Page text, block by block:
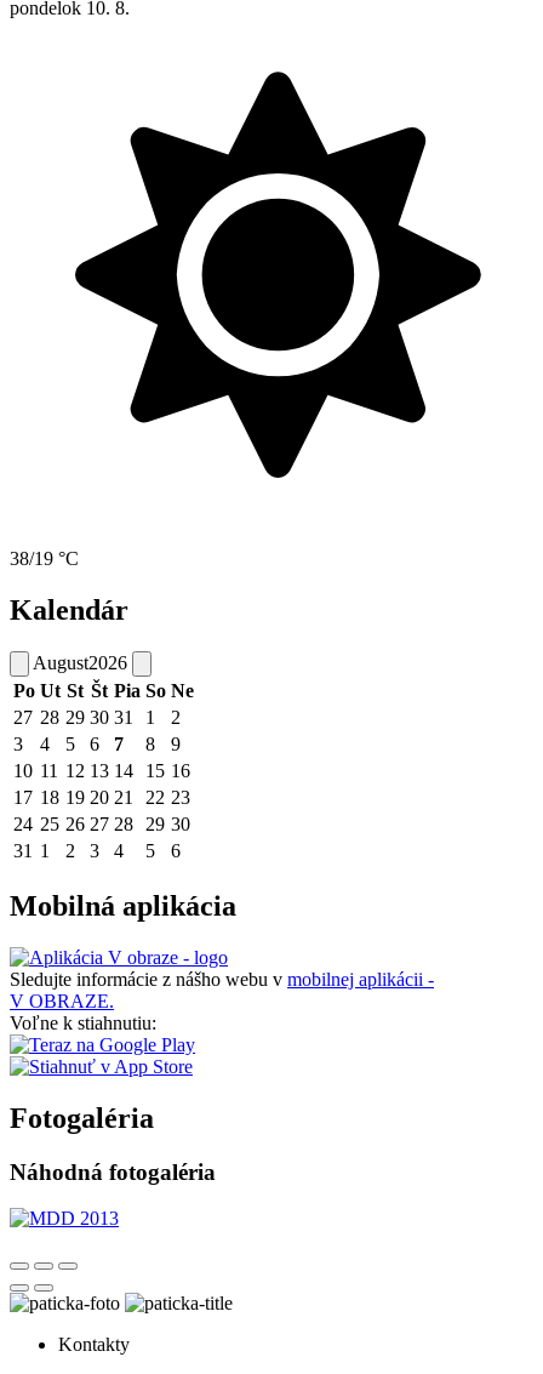
pondelok 10. 8.
38/19 °C
Kalendár
August2026
Po Ut St Št Pia So Ne
27 28 29 30 31 1
2
3
4 5 6 7 8
9
10 11 12 13 14 15 16
17 18 19 20 21 22 23
24 25 26 27 28 29 30
31 1 2 3 4 5 6
Mobilná aplikácia
Sledujte informácie z nášho webu v mobilnej aplikácii -
V OBRAZE.
Voľne k stiahnutiu:
Fotogaléria
Náhodná fotogaléria
Kontakty